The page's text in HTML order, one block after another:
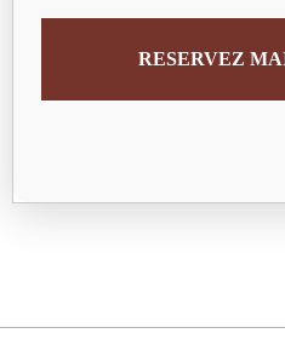
RESERVEZ